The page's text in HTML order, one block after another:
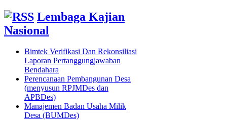
Lembaga Kajian
Nasional
Bimtek Verifikasi Dan Rekonsiliasi
Laporan Pertanggungjawaban
Bendahara
Perencanaan Pembangunan Desa
(menyusun RPJMDes dan
APBDes)
Manajemen Badan Usaha Milik
Desa (BUMDes)